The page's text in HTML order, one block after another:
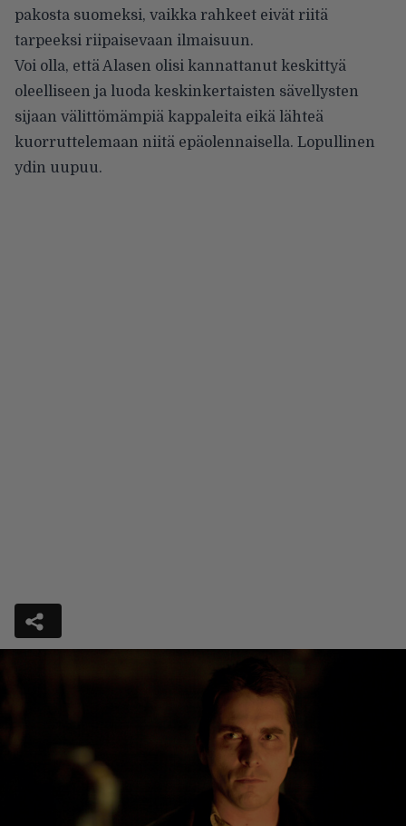
pakosta suomeksi, vaikka rahkeet eivät riitä
tarpeeksi riipaisevaan ilmaisuun.
Voi olla, että Alasen olisi kannattanut keskittyä
oleelliseen ja luoda keskinkertaisten sävellysten
sijaan välittömämpiä kappaleita eikä lähteä
kuorruttelemaan niitä epäolennaisella. Lopullinen
ydin uupuu.